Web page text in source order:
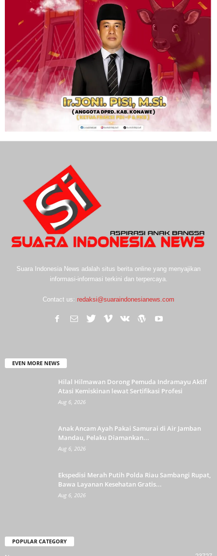
Suara Indonesia News adalah situs berita online yang menyajikan
informasi-informasi terkini dan terpercaya.
Contact us: redaksi@suaraindonesianews.com
EVEN MORE NEWS
Hilal Hilmawan Dorong Pemuda Indramayu Aktif
Atasi Kemiskinan lewat Sertifikasi Profesi
Aug 6, 2026
Anak Ancam Ayah Pakai Samurai di Air Jamban
Mandau, Pelaku Diamankan...
Aug 6, 2026
Ekspedisi Merah Putih Polda Riau Sambangi Rupat,
Bawa Layanan Kesehatan Gratis...
Aug 6, 2026
POPULAR CATEGORY